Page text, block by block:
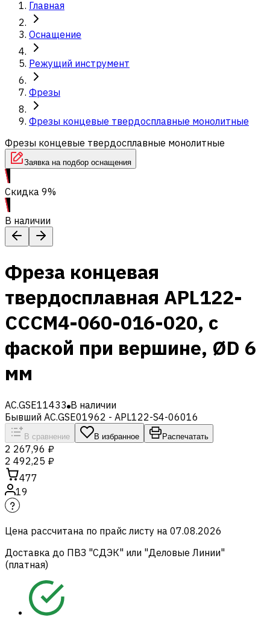
Главная
Оснащение
Режущий инструмент
Фрезы
Фрезы концевые твердосплавные монолитные
Фрезы концевые твердосплавные монолитные
Заявка на подбор оснащения
Скидка 9%
В наличии
Фреза концевая
твердосплавная APL122-
CCCM4-060-016-020, с
фаской при вершине, ØD 6
мм
AC.GSE11433 В наличии
Бывший AC.GSE01962 - APL122-S4-06016
В сравнение В избранное Распечатать
2 267,96 ₽
2 492,25 ₽
477
19
Цена рассчитана по прайс листу на 07.08.2026
Доставка до ПВЗ "СДЭК" или "Деловые Линии"
(платная)